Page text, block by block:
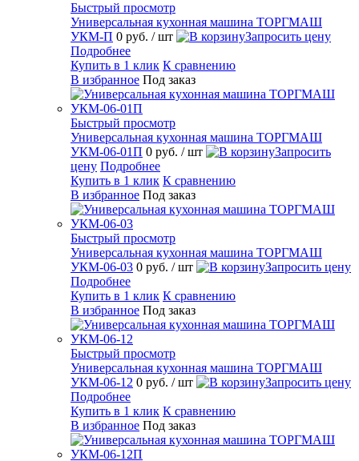
Быстрый просмотр
Универсальная кухонная машина ТОРГМАШ
УКМ-П 0 руб. / шт
Запросить цену
Подробнее
Купить в 1 клик К сравнению
В избранное Под заказ
Быстрый просмотр
Универсальная кухонная машина ТОРГМАШ
УКМ-06-01П 0 руб. / шт
Запросить
цену Подробнее
Купить в 1 клик К сравнению
В избранное Под заказ
Быстрый просмотр
Универсальная кухонная машина ТОРГМАШ
УКМ-06-03 0 руб. / шт
Запросить цену
Подробнее
Купить в 1 клик К сравнению
В избранное Под заказ
Быстрый просмотр
Универсальная кухонная машина ТОРГМАШ
УКМ-06-12 0 руб. / шт
Запросить цену
Подробнее
Купить в 1 клик К сравнению
В избранное Под заказ